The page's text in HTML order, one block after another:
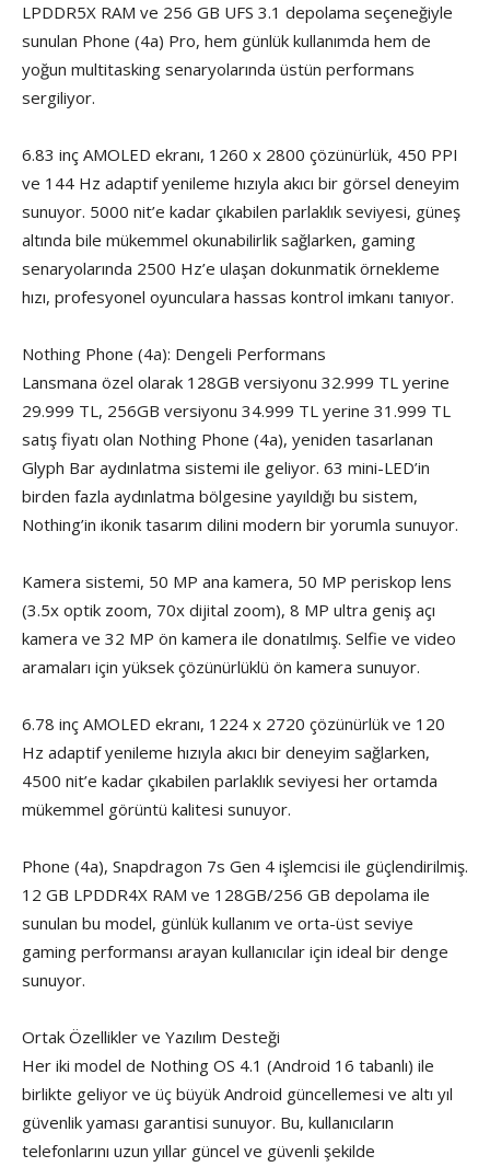
LPDDR5X RAM ve 256 GB UFS 3.1 depolama seçeneğiyle
sunulan Phone (4a) Pro, hem günlük kullanımda hem de
yoğun multitasking senaryolarında üstün performans
sergiliyor.
6.83 inç AMOLED ekranı, 1260 x 2800 çözünürlük, 450 PPI
ve 144 Hz adaptif yenileme hızıyla akıcı bir görsel deneyim
sunuyor. 5000 nit’e kadar çıkabilen parlaklık seviyesi, güneş
altında bile mükemmel okunabilirlik sağlarken, gaming
senaryolarında 2500 Hz’e ulaşan dokunmatik örnekleme
hızı, profesyonel oyunculara hassas kontrol imkanı tanıyor.
Nothing Phone (4a): Dengeli Performans
Lansmana özel olarak 128GB versiyonu 32.999 TL yerine
29.999 TL, 256GB versiyonu 34.999 TL yerine 31.999 TL
satış fiyatı olan Nothing Phone (4a), yeniden tasarlanan
Glyph Bar aydınlatma sistemi ile geliyor. 63 mini-LED’in
birden fazla aydınlatma bölgesine yayıldığı bu sistem,
Nothing’in ikonik tasarım dilini modern bir yorumla sunuyor.
Kamera sistemi, 50 MP ana kamera, 50 MP periskop lens
(3.5x optik zoom, 70x dijital zoom), 8 MP ultra geniş açı
kamera ve 32 MP ön kamera ile donatılmış. Selfie ve video
aramaları için yüksek çözünürlüklü ön kamera sunuyor.
6.78 inç AMOLED ekranı, 1224 x 2720 çözünürlük ve 120
Hz adaptif yenileme hızıyla akıcı bir deneyim sağlarken,
4500 nit’e kadar çıkabilen parlaklık seviyesi her ortamda
mükemmel görüntü kalitesi sunuyor.
Phone (4a), Snapdragon 7s Gen 4 işlemcisi ile güçlendirilmiş.
12 GB LPDDR4X RAM ve 128GB/256 GB depolama ile
sunulan bu model, günlük kullanım ve orta-üst seviye
gaming performansı arayan kullanıcılar için ideal bir denge
sunuyor.
Ortak Özellikler ve Yazılım Desteği
Her iki model de Nothing OS 4.1 (Android 16 tabanlı) ile
birlikte geliyor ve üç büyük Android güncellemesi ve altı yıl
güvenlik yaması garantisi sunuyor. Bu, kullanıcıların
telefonlarını uzun yıllar güncel ve güvenli şekilde